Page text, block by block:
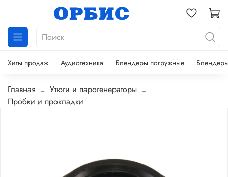
Хиты продаж Аудиотехника Блендеры погружные
Главная
Утюги и парогенераторы
Пробки и прокладки